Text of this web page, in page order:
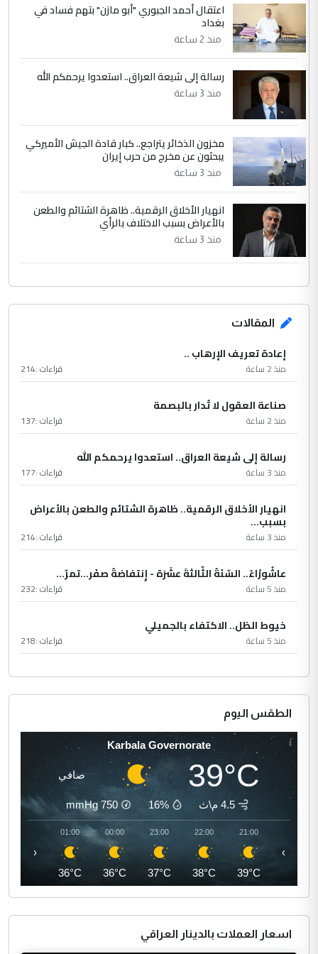
الموضوع :
الجواهري يرد على صدام حسين سل
مضجعيك يابن الزنا (نص كامل)
اعتقال أحمد الجبوري "أبو مازن" بتهم فساد في
بغداد
منذ 2 ساعة
رسالة إلى شيعة العراق.. استعدوا يرحمكم الله
منذ 3 ساعة
مخزون الذخائر يتراجع.. كبار قادة الجيش الأميركي
يبحثون عن مخرج من حرب إيران
منذ 3 ساعة
انهيار الأخلاق الرقمية.. ظاهرة الشتائم والطعن
بالأعراض بسبب الاختلاف بالرأي
منذ 3 ساعة
المقالات
إعادة تعريف الإرهاب ..
منذ 2 ساعة قراءات :214
صناعة العقول لا تُدار بالبصمة
منذ 2 ساعة قراءات :137
رسالة إلى شيعة العراق.. استعدوا يرحمكم الله
منذ 3 ساعة قراءات :177
انهيار الأخلاق الرقمية.. ظاهرة الشتائم والطعن بالأعراض
بسبب...
منذ 3 ساعة قراءات :214
عاشُورْاءُ.. السّنَةُ الثّالثةَ عشَرَة - إِنتفاضةُ صفَر…تمرّ...
منذ 5 ساعة قراءات :232
خيوط الظل.. الاكتفاء بالجميلي
منذ 5 ساعة قراءات :218
الطقس اليوم
Karbala Governorate
39°C صافي
4.5 م\ث 16%
750
mmHg
21:00
39°C
22:00
38°C
23:00
37°C
00:00
36°C
01:00
36°C
‹ ›
اسعار العملات بالدينار العراقي